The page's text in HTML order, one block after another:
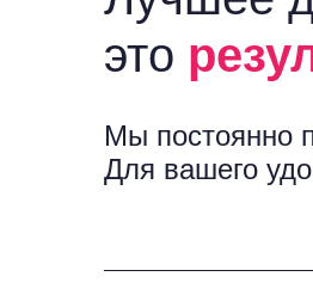
это
Мы постоянно
Для вашего